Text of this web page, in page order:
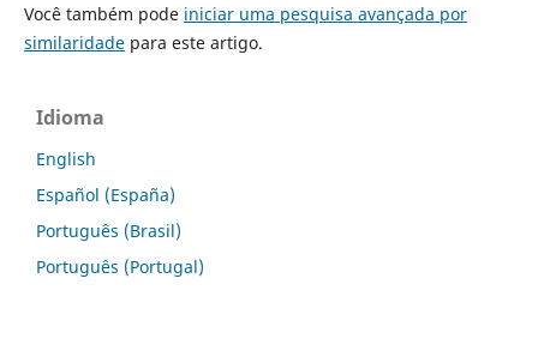
Você também pode iniciar uma pesquisa avançada por
similaridadepara este artigo.
Idioma
English
Español (España)
Português (Brasil)
Português (Portugal)